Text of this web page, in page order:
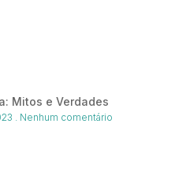
Mitos e Verdades
Nenhum comentário